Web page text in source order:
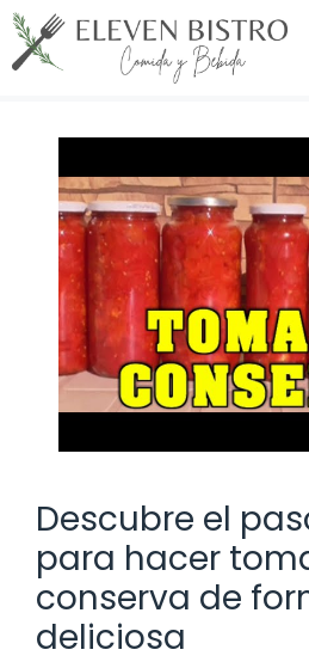
Saltar
al
contenido
Descubre el
para hacer
conserva de
deliciosa